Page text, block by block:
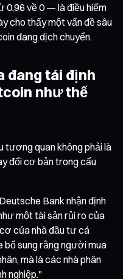
0,96 về 0 — là điều hiếm
cho thấy một vấn đề sâu
đang dịch chuyển.
đang tái định
như thế
tương quan không phải là
đổi cơ bản trong cấu
Bank nhận định
một tài sản rủi ro của
của nhà đầu tư cá
bổ sung rằng người mua
mà là các nhà phân
nghiệp."